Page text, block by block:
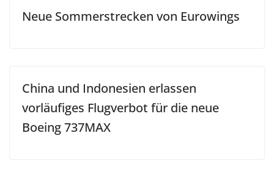
Neue Sommerstrecken von Eurowings
China und Indonesien erlassen
vorläufiges Flugverbot für die neue
Boeing 737MAX